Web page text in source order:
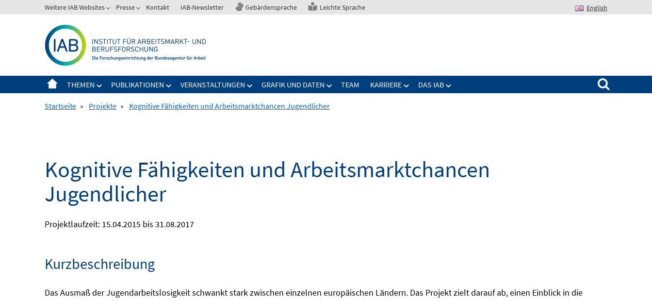
zum
Weitere IAB Websites Presse Kontakt IAB-Newsletter Gebärdensprache Leichte Sprache English
THEMEN PUBLIKATIONEN VERANSTALTUNGEN GRAFIK UND DATEN TEAM KARRIERE DAS IAB
Suchen nach:
Startseite » Projekte » Kognitive Fähigkeiten und Arbeitsmarktchancen Jugendlicher
Kognitive Fähigkeiten und Arbeitsmarktchancen
Jugendlicher
Projektlaufzeit: 15.04.2015 bis 31.08.2017
Kurzbeschreibung
Das Ausmaß der Jugendarbeitslosigkeit schwankt stark zwischen einzelnen europäischen Ländern. Das Projekt zielt darauf ab, einen Einblick in die